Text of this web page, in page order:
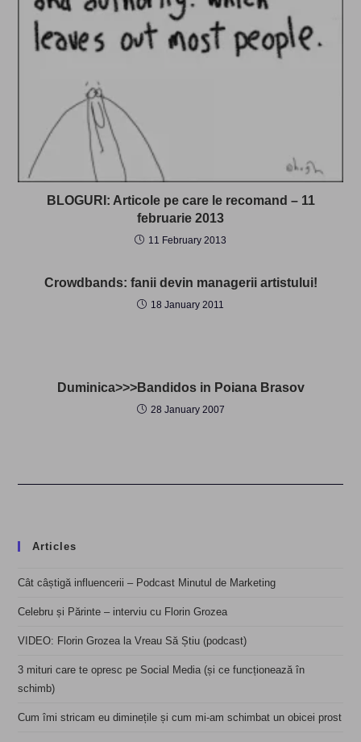
BLOGURI: Articole pe care le recomand – 11
februarie 2013
11 February 2013
Crowdbands: fanii devin managerii artistului!
18 January 2011
Duminica>>>Bandidos in Poiana Brasov
28 January 2007
Articles
Cât câștigă influencerii – Podcast Minutul de Marketing
Celebru și Părinte – interviu cu Florin Grozea
VIDEO: Florin Grozea la Vreau Să Știu (podcast)
3 mituri care te opresc pe Social Media (și ce funcționează în
schimb)
Cum îmi stricam eu diminețile și cum mi-am schimbat un obicei prost